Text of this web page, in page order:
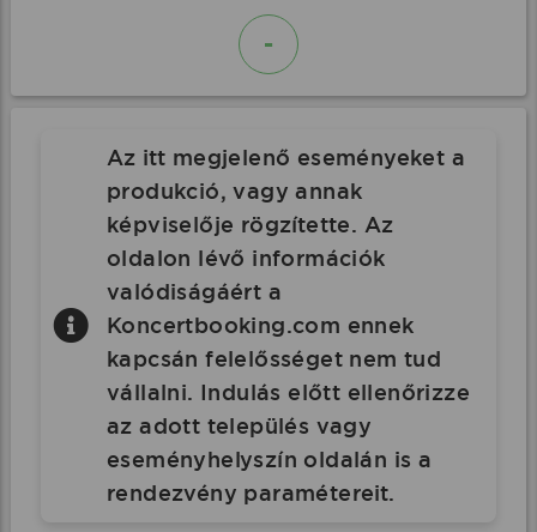
-
Az itt megjelenő eseményeket a
produkció, vagy annak
képviselője rögzítette. Az
oldalon lévő információk
valódiságáért a
Koncertbooking.com ennek
kapcsán felelősséget nem tud
vállalni. Indulás előtt ellenőrizze
az adott település vagy
eseményhelyszín oldalán is a
rendezvény paramétereit.